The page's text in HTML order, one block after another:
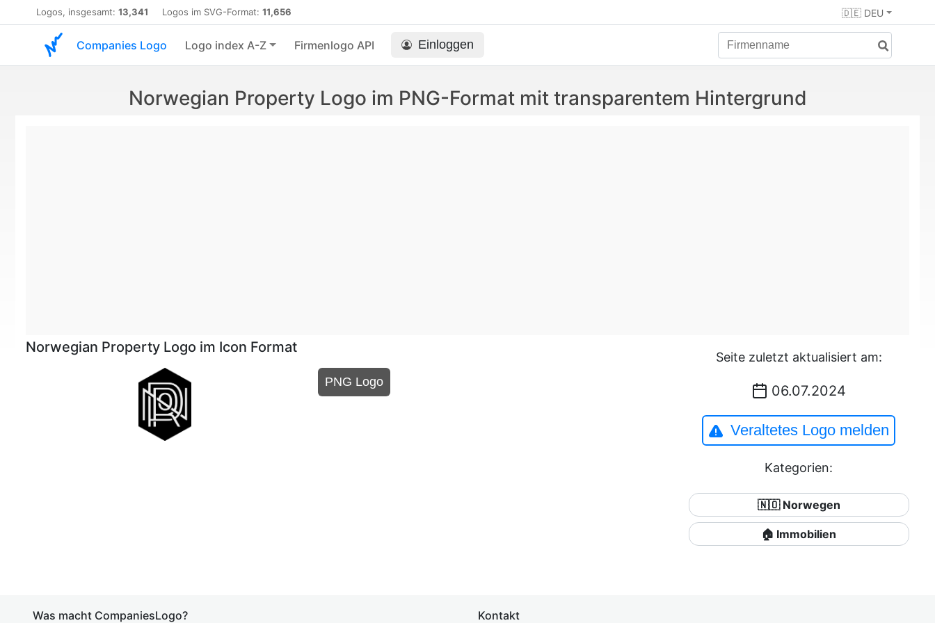
Logos, insgesamt: 13,341 Logos im SVG-Format: 11,656 🇩🇪 DEU
Companies Logo Logo index A-Z Firmenlogo API Einloggen
Norwegian Property Logo im PNG-Format mit transparentem Hintergrund
Norwegian Property Logo im Icon Format
PNG Logo
Seite zuletzt aktualisiert am:
06.07.2024
Veraltetes Logo melden
Kategorien:
🇳🇴 Norwegen
🏠 Immobilien
Was macht CompaniesLogo? Kontakt